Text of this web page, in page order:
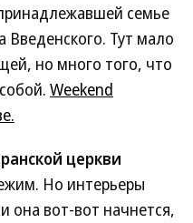
семье
Введенского. Тут мало
но много того, что
Weekend
церкви
Но интерьеры
она вот-вот начнется,